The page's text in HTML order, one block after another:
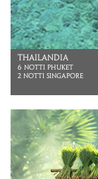
POLINESIA
VOLI ITA AIRWAYS/
AIR TAHITI NUI